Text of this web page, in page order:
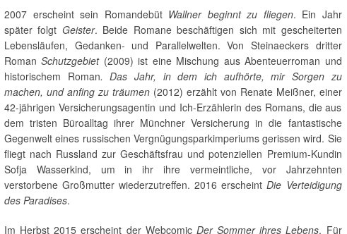
2007 erscheint sein Romandebüt Wallner beginnt zu fliegen. Ein Jahr
später folgt Geister. Beide Romane beschäftigen sich mit gescheiterten
Lebensläufen, Gedanken- und Parallelwelten. Von Steinaeckers dritter
RomanSchutzgebiet(2009) ist eine Mischung aus Abenteuerroman und
historischem Roman. Das Jahr, in dem ich aufhörte, mir Sorgen zu
machen, und anfing zu träumen(2012) erzählt von Renate Meißner, einer
42-jährigen Versicherungsagentin und Ich-Erzählerin des Romans, die aus
dem tristen Büroalltag ihrer Münchner Versicherung in die fantastische
Gegenwelt eines russischen Vergnügungsparkimperiums gerissen wird. Sie
fliegt nach Russland zur Geschäftsfrau und potenziellen Premium-Kundin
Sofja Wasserkind, um in ihr ihre vermeintliche, vor Jahrzehnten
verstorbene Großmutter wiederzutreffen. 2016 erscheintDie Verteidigung
des Paradises.
Im Herbst 2015 erscheint der Webcomic Der Sommer ihres Lebens. Für